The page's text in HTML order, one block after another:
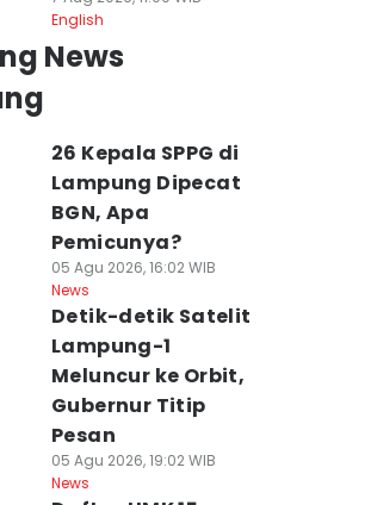
English
News
26 Kepala SPPG di
Lampung Dipecat
BGN, Apa
Pemicunya?
05 Agu 2026, 16:02 WIB
News
Detik-detik Satelit
Lampung-1
Meluncur ke Orbit,
Gubernur Titip
Pesan
05 Agu 2026, 19:02 WIB
News